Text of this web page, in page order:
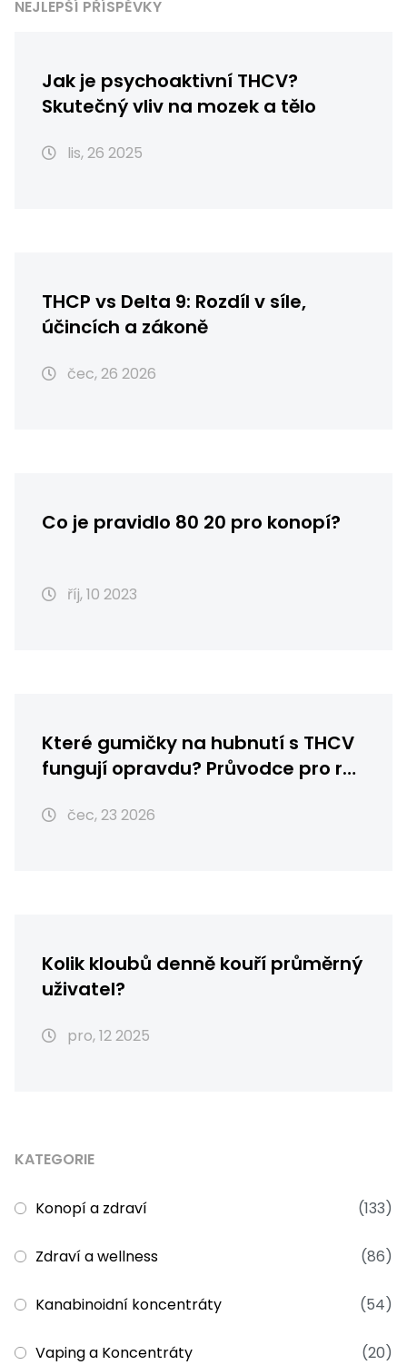
NEJLEPŠÍ PŘÍSPĚVKY
Jak je psychoaktivní THCV?
Skutečný vliv na mozek a tělo
lis, 26 2025
THCP vs Delta 9: Rozdíl v síle,
účincích a zákoně
čec, 26 2026
Co je pravidlo 80 20 pro konopí?
říj, 10 2023
Které gumičky na hubnutí s THCV
fungují opravdu? Průvodce pro rok
čec, 23 2026
Kolik kloubů denně kouří průměrný
uživatel?
pro, 12 2025
KATEGORIE
Konopí a zdraví (133)
Zdraví a wellness (86)
Kanabinoidní koncentráty (54)
Vaping a Koncentráty (20)